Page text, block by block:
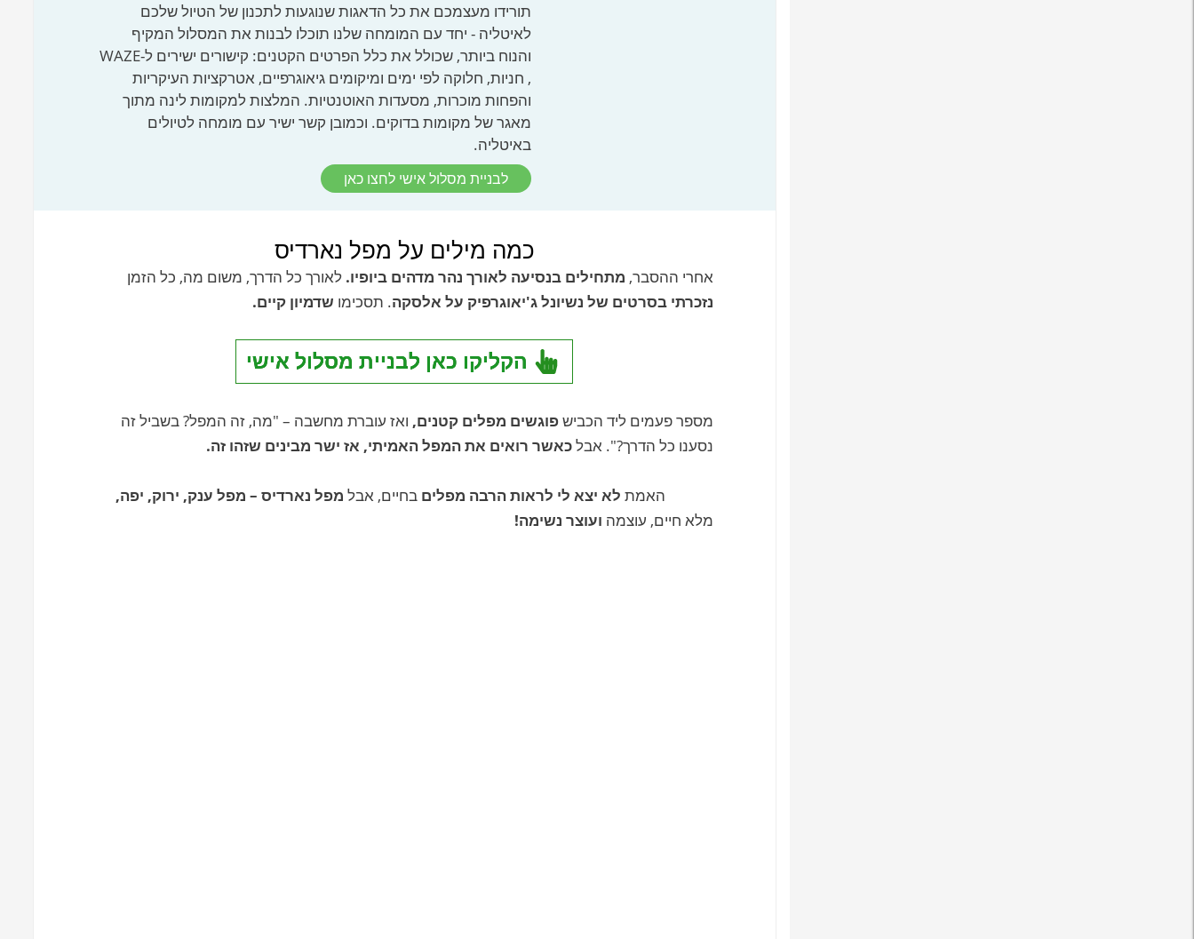
תורידו מעצמכם את כל הדאגות שנוגעות לתכנון של הטיול שלכם
לאיטליה - יחד עם המומחה שלנו תוכלו לבנות את המסלול המקיף
והנוח ביותר, שכולל את כלל הפרטים הקטנים: קישורים ישירים ל-WAZE
, חניות, חלוקה לפי ימים ומיקומים גיאוגרפיים, אטרקציות העיקריות
והפחות מוכרות, מסעדות האוטנטיות. המלצות למקומות לינה מתוך
מאגר של מקומות בדוקים. וכמובן קשר ישיר עם מומחה לטיולים
באיטליה.
לבניית מסלול אישי לחצו כאן
כמה מילים על מפל נארדיס
אחרי ההסבר, מתחילים בנסיעה לאורך נהר מדהים ביופיו. לאורך כל הדרך, משום מה, כל הזמן
נזכרתי בסרטים של נשיונל ג'יאוגרפיק על אלסקה. תסכימו שדמיון קיים.
הקליקו כאן לבניית מסלול אישי
מספר פעמים ליד הכבישפוגשים מפלים קטנים, ואז עוברת מחשבה – "מה, זה המפל? בשביל זה
נסענו כל הדרך?". אבלכאשר רואים את המפל האמיתי, אז ישר מבינים שזהו זה.
האמת לא יצא לי לראות הרבה מפליםבחיים, אבל מפל נארדיס – מפל ענק, ירוק, יפה,
מלא חיים, עוצמה ועוצר נשימה!